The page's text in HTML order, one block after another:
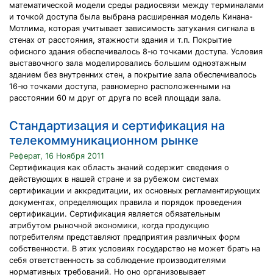
математической модели среды радиосвязи между терминалами
и точкой доступа была выбрана расширенная модель Кинана-
Мотлима, которая учитывает зависимость затухания сигнала в
стенах от расстояния, этажности здания и т.п. Покрытие
офисного здания обеспечивалось 8-ю точками доступа. Условия
выставочного зала моделировались большим одноэтажным
зданием без внутренних стен, а покрытие зала обеспечивалось
16-ю точками доступа, равномерно расположенными на
расстоянии 60 м друг от друга по всей площади зала.
Стандартизация и сертификация на
телекоммуникационном рынке
Реферат, 16 Ноября 2011
Сертификация как область знаний содержит сведения о
действующих в нашей стране и за рубежом системах
сертификации и аккредитации, их основных регламентирующих
документах, определяющих правила и порядок проведения
сертификации. Сертификация является обязательным
атрибутом рыночной экономики, когда продукцию
потребителям представляют предприятия различных форм
собственности. В этих условиях государство не может брать на
себя ответственность за соблюдение производителями
нормативных требований. Но оно организовывает